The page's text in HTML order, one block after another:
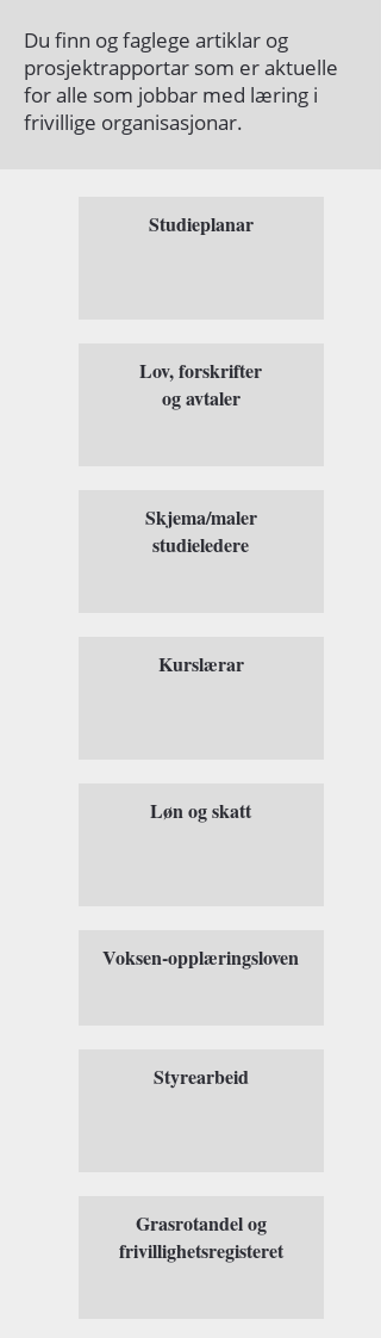
Du finn og faglege artiklar og
prosjektrapportar som er aktuelle
for alle som jobbar med læring i
frivillige organisasjonar.
Studieplanar
Lov, forskrifter
og avtaler
Skjema/maler
studieledere
Kurslærar
Løn og skatt
Voksen-opplæringsloven
Styrearbeid
Grasrotandel og
frivillighetsregisteret